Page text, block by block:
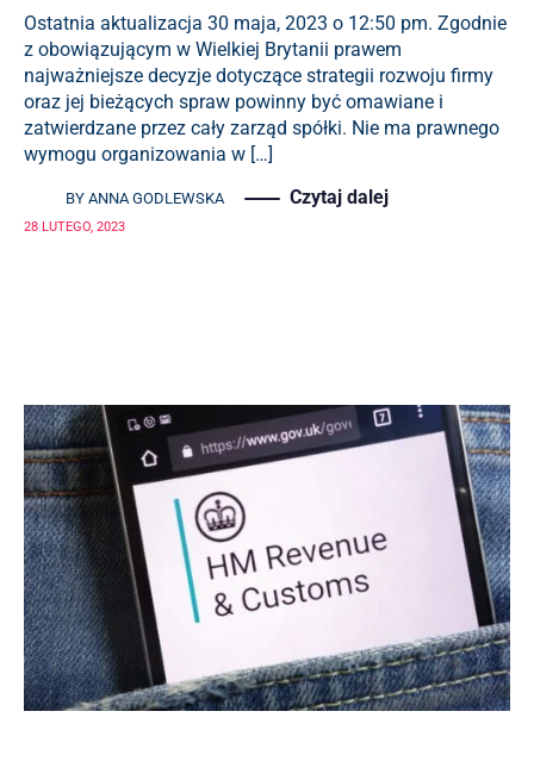
Ostatnia aktualizacja 30 maja, 2023 o 12:50 pm. Zgodnie
z obowiązującym w Wielkiej Brytanii prawem
najważniejsze decyzje dotyczące strategii rozwoju firmy
oraz jej bieżących spraw powinny być omawiane i
zatwierdzane przez cały zarząd spółki. Nie ma prawnego
wymogu organizowania w […]
BY ANNA GODLEWSKA Czytaj dalej
28 LUTEGO, 2023